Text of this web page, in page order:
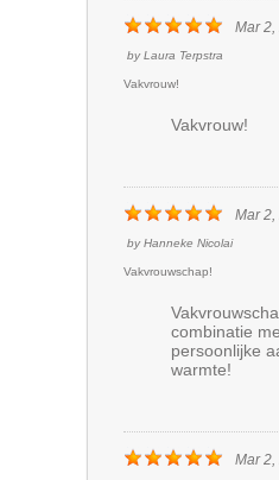
Mar 2,
byLaura Terpstra
Vakvrouw!
Vakvrouw!
Mar 2,
byHanneke Nicolai
Vakvrouwschap!
combinatie
persoonlijke
warmte!
Mar 2,